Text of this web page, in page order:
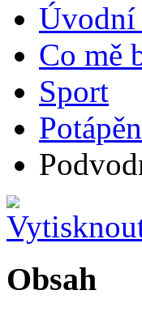
Úvodní
Co mě
Sport
Obsah